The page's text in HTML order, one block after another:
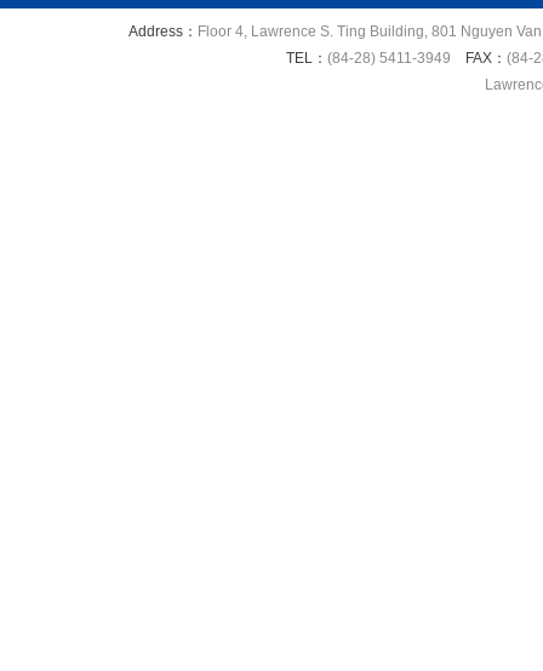
Address： Floor 4, Lawrence S. Ting Building, 801 Nguyen
TEL： (84-28) 5411-3949 FAX： (84-